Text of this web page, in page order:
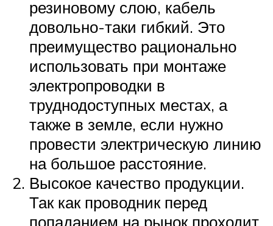
резиновому слою, кабель
довольно-таки гибкий. Это
преимущество рационально
использовать при монтаже
электропроводки в
труднодоступных местах, а
также в земле, если нужно
провести электрическую линию
на большое расстояние.
Высокое качество продукции.
Так как проводник перед
попаданием на рынок проходит